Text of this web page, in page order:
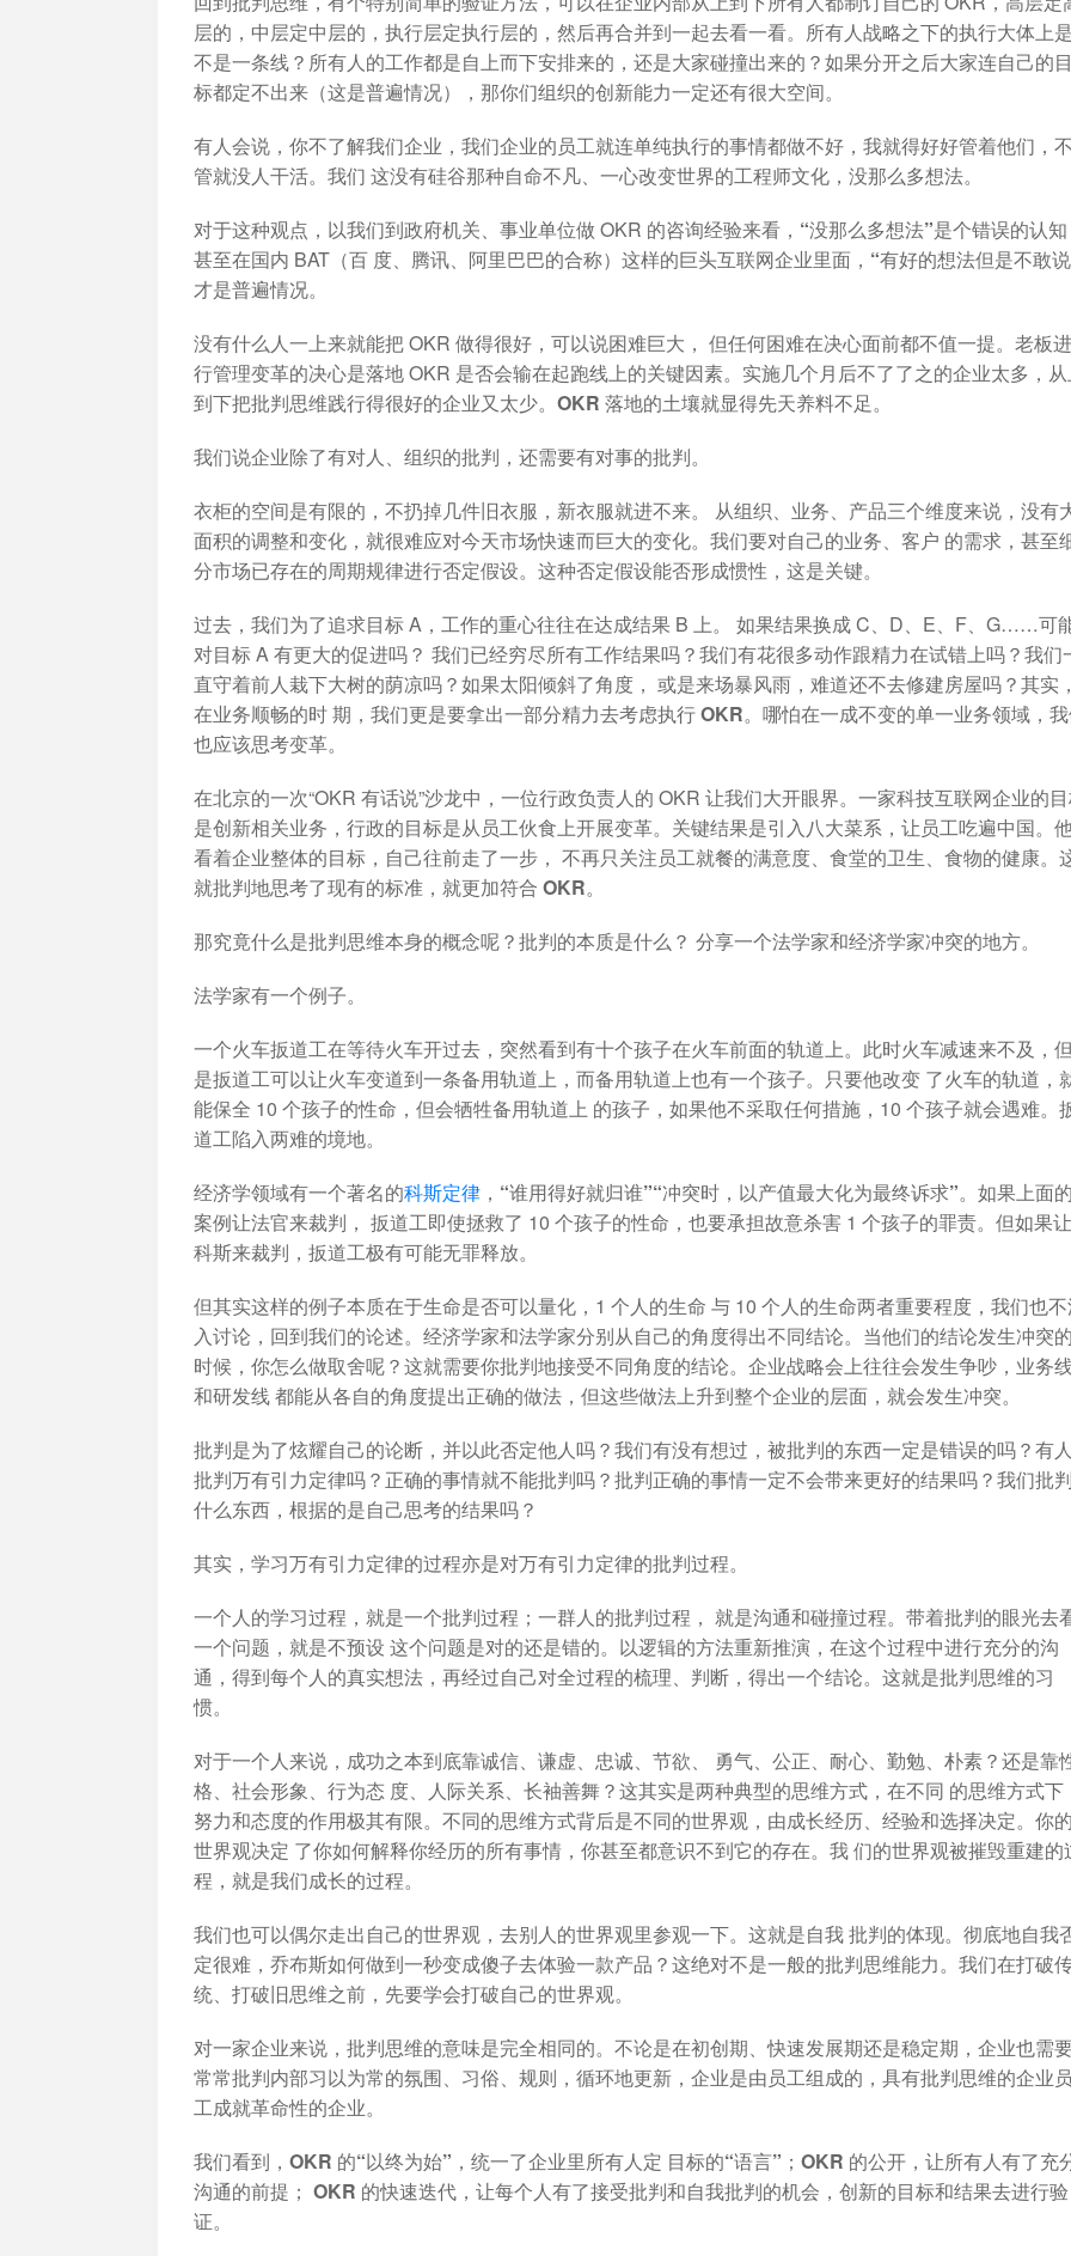
层的，中层定中层的，执行层定执行层的，然后再合并到一起去看一看。 所有人战略之下的执行大体上是
不是一条线？所有人的工作都是自上而下安排来的，还是大家碰撞出来的？如果分开之后大家连自己的目
标都定不出来（这是普遍情况），那你们组织的创新能力一定还有很大空间。
有人会说，你不了解我们企业，我们企业的员工就连单纯执行的事情都做不好，我就得好好管着他们，不
管就没人干活。我们 这没有硅谷那种自命不凡、一心改变世界的工程师文化，没那么多想法。
对于这种观点，以我们到政府机关、事业单位做 OKR 的咨询经验来看， “没那么多想法”是个错误的认知
甚至在国内 BAT（百 度、腾讯、阿里巴巴的合称）这样的巨头互联网企业里面， “有好的想法但是不敢
才是普遍情况。
没有什么人一上来就能把 OKR 做得很好，可以说困难巨大， 但任何困难在决心面前都不值一提。老板进
行管理变革的决心是落地 OKR 是否会输在起跑线上的关键因素。实施几个月后不了了之的企业太多，
到下把批判思维践行得很好的企业又太少。 OKR 落地的土壤就显得先天养料不足。
我们说企业除了有对人、组织的批判，还需要有对事的批判。
衣柜的空间是有限的，不扔掉几件旧衣服，新衣服就进不来。 从组织、业务、产品三个维度来说，没有
面积的调整和变化，就很难应对今天市场快速而巨大的变化。我们要对自己的业务、客户 的需求，甚至
分市场已存在的周期规律进行否定假设。 这种否定假设能否形成惯性，这是关键。
过去，我们为了追求目标 A，工作的重心往往在达成结果 B 上。 如果结果换成 C、D、E、F、G……可
对目标 A 有更大的促进吗？ 我们已经穷尽所有工作结果吗？我们有花很多动作跟精力在试错上吗？我们
直守着前人栽下大树的荫凉吗？如果太阳倾斜了角度， 或是来场暴风雨，难道还不去修建房屋吗？其实，
在业务顺畅的时 期，我们更是要拿出一部分精力去考虑执行 OKR。 哪怕在一成不变的单一业务领域，
也应该思考变革。
在北京的一次“OKR 有话说”沙龙中，一位行政负责人的 OKR 让我们大开眼界。一家科技互联网企业的
是创新相关业务，行政的目标是从员工伙食上开展变革。关键结果是引入八大菜系，让员工吃遍中国。
看着企业整体的目标，自己往前走了一步， 不再只关注员工就餐的满意度、食堂的卫生、食物的健康。
就批判地思考了现有的标准，就更加符合 OKR。
那究竟什么是批判思维本身的概念呢？批判的本质是什么？ 分享一个法学家和经济学家冲突的地方。
法学家有一个例子。
一个火车扳道工在等待火车开过去，突然看到有十个孩子在火车前面的轨道上。此时火车减速来不及，但
是扳道工可以让火车变道到一条备用轨道上，而备用轨道上也有一个孩子。只要他改变 了火车的轨道，
能保全 10 个孩子的性命，但会牺牲备用轨道上 的孩子，如果他不采取任何措施，10 个孩子就会遇难。
道工陷入两难的境地。
经济学领域有一个著名的科斯定律 ， “谁用得好就归谁”“冲突时，以产值最大化为最终诉求”。如果上面的
案例让法官来裁判， 扳道工即使拯救了 10 个孩子的性命，也要承担故意杀害 1 个孩子的罪责。 但如果让
科斯来裁判，扳道工极有可能无罪释放。
但其实这样的例子本质在于生命是否可以量化，1 个人的生命 与 10 个人的生命两者重要程度，我们也
入讨论，回到我们的论述。经济学家和法学家分别从自己的角度得出不同结论。当他们的结论发生冲突的
时候，你怎么做取舍呢？这就需要你批判地接受不同角度的结论。企业战略会上往往会发生争吵，业务
和研发线 都能从各自的角度提出正确的做法，但这些做法上升到整个企业的层面，就会发生冲突。
批判是为了炫耀自己的论断，并以此否定他人吗？我们有没有想过，被批判的东西一定是错误的吗？有人
批判万有引力定律吗？正确的事情就不能批判吗？批判正确的事情一定不会带来更好的结果吗？我们批判
什么东西，根据的是自己思考的结果吗？
其实，学习万有引力定律的过程亦是对万有引力定律的批判过程。
一个人的学习过程，就是一个批判过程；一群人的批判过程， 就是沟通和碰撞过程。带着批判的眼光去
一个问题，就是不预设 这个问题是对的还是错的。 以逻辑的方法重新推演，在这个过程中进行充分的沟
通，得到每个人的真实想法，再经过自己对全过程的梳理、判断，得出一个结论。这就是批判思维的习
惯。
对于一个人来说，成功之本到底靠诚信、谦虚、忠诚、节欲、 勇气、公正、耐心、勤勉、朴素？还是靠
格、社会形象、行为态 度、人际关系、长袖善舞？这其实是两种典型的思维方式，在不同 的思维方式下
努力和态度的作用极其有限。不同的思维方式背后是不同的世界观，由成长经历、经验和选择决定。你的
世界观决定 了你如何解释你经历的所有事情，你甚至都意识不到它的存在。我 们的世界观被摧毁重建的
程，就是我们成长的过程。
我们也可以偶尔走出自己的世界观，去别人的世界观里参观一下。这就是自我 批判的体现。彻底地自我
定很难，乔布斯如何做到一秒变成傻子去体验一款产品？这绝对不是一般的批判思维能力。我们在打破
统、打破旧思维之前，先要学会打破自己的世界观。
对一家企业来说，批判思维的意味是完全相同的。 不论是在初创期、快速发展期还是稳定期，企业也需
常常批判内部习以为常的氛围、习俗、规则，循环地更新，企业是由员工组成的，具有批判思维的企业员
工成就革命性的企业。
我们看到，OKR 的“以终为始”，统一了企业里所有人定 目标的“语言”；OKR 的公开，让所有人有了充
沟通的前提； OKR 的快速迭代，让每个人有了接受批判和自我批判的机会，创新的目标和结果去进行验
证。